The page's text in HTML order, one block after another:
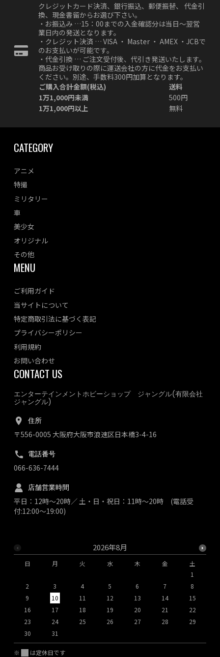
クレジットカード決済、銀行振込、郵便振替、 代金引
換、現金書留からお選び下さい。
・お振込み …15：00までの入金確認分は当日～翌営
業日内の発送となります。
・クレジット決済 … VISA ・ Master ・ AMEX ・JCBで
のお支払いが可能です。
・代金引換 … ご注文受付後、代引き発送いたします。
商品お受け取りの際に運送会社の方に代金をお支払い
ください。別途、手数料300円加算となります。
ご購入合計金額(税込)
送料
1万1,000円未満
500円
1万1,000円以上
無料
2026年8月
日 月 火 水 木 金
土
1
2
3 4 5 6 7
8
9
10 11 12 13 14
15
16
17 18 19 20 21
22
23
24 25 26 27 28
29
30
31
※ は定休日です
CATEGORY
アニメ
特撮
ミリタリー
車
美少女
オリジナル
その他
MENU
ご利用ガイド
当サイトについて
特定商取引法に基づく表記
プライバシーポリシー
利用規約
お問い合わせ
CONTACT US
エンターテインメントホビーショップ ジャングル(有限会社
ジャングル)
住所
〒556-0005 大阪府大阪市浪速区日本橋3-4-16
電話番号
066-636-7444
店舗営業時間
平日：12時～20時／ 土・日・祝日：11時～20時 (電話受
付:12:00～19:00)